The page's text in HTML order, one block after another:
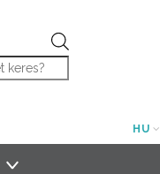
HU